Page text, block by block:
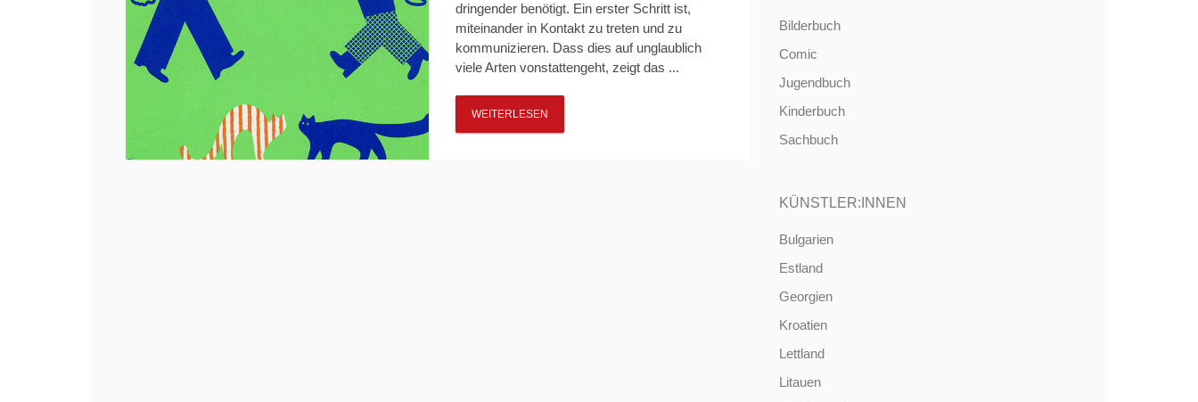
dringender benötigt. Ein erster Schritt ist,
miteinander in Kontakt zu treten und zu
kommunizieren. Dass dies auf unglaublich
viele Arten vonstattengeht, zeigt das ...
WEITERLESEN
Bilderbuch
Comic
Jugendbuch
Kinderbuch
Sachbuch
KÜNSTLER:INNEN
Bulgarien
Estland
Georgien
Kroatien
Lettland
Litauen